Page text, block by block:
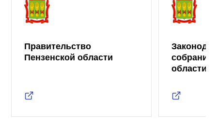
Правительство
Пензенской области
собрание
области